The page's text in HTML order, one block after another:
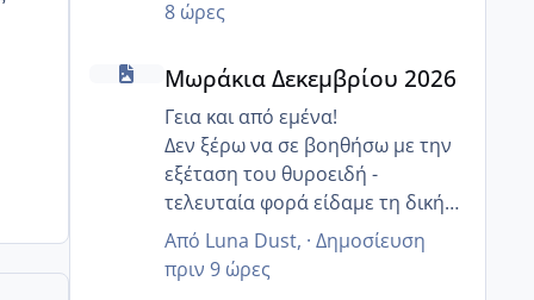
κ εγώ που μένω Γερμανία και
ειδικότητα μου πρότειναν
ονλάιν.
8 ώρες
Μωράκια Δεκεμβρίου 2026
Μωράκια Δεκεμβρίου 2026
Γεια και από εμένα!
Δεν ξέρω να σε βοηθήσω με την
εξέταση του θυροειδή -
τελευταία φορά είδαμε τη δική
μου τον Μάιο και ήταν εντάξει,
δεν την εχει βάλει ο
γυναικολόγος μου στις μηνιαίες
Από Luna Dust, · Δημοσίευση
πριν 9 ώρες